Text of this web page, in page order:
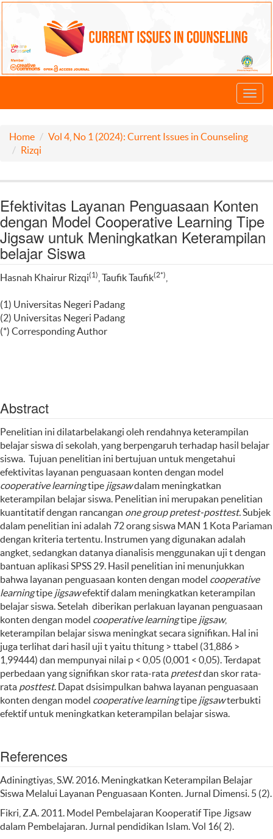
Home
Vol 4, No 1 (2024): Current Issues in Counseling
Rizqi
Efektivitas Layanan Penguasaan Konten
dengan Model Cooperative Learning Tipe
Jigsaw untuk Meningkatkan Keterampilan
belajar Siswa
Hasnah Khairur Rizqi(1) , Taufik Taufik(2*)
(1) Universitas Negeri Padang
(2) Universitas Negeri Padang
(*) Corresponding Author
Abstract
Penelitian ini dilatarbelakangi oleh rendahnya keterampilan
belajar siswa di sekolah, yang berpengaruh terhadap hasil belajar
siswa. Tujuan penelitian ini bertujuan untuk mengetahui
efektivitas layanan penguasaan konten dengan model
cooperative learningtipe jigsawdalam meningkatkan
keterampilan belajar siswa. Penelitian ini merupakan penelitian
kuantitatif dengan rancangan one group pretest-posttest.Subjek
dalam penelitian ini adalah 72 orang siswa MAN 1 Kota Pariaman
dengan kriteria tertentu. Instrumen yang digunakan adalah
angket, sedangkan datanya dianalisis menggunakan uji t dengan
bantuan aplikasi SPSS 29. Hasil penelitian ini menunjukkan
bahwa layanan penguasaan konten dengan model cooperative
learningtipe jigsawefektif dalam meningkatkan keterampilan
belajar siswa. Setelah diberikan perlakuan layanan penguasaan
konten dengan model cooperative learningtipe jigsaw,
keterampilan belajar siswa meningkat secara signifikan. Hal ini
juga terlihat dari hasil uji t yaitu thitung > ttabel (31,886 >
1,99444) dan mempunyai nilai p < 0,05 (0,001 < 0,05). Terdapat
perbedaan yang signifikan skor rata-rata pretestdan skor rata-
rata posttest. Dapat dsisimpulkan bahwa layanan penguasaan
konten dengan model cooperative learningtipe jigsawterbukti
efektif untuk meningkatkan keterampilan belajar siswa.
References
Adiningtiyas, S.W. 2016. Meningkatkan Keterampilan Belajar
Siswa Melalui Layanan Penguasaan Konten. Jurnal Dimensi. 5 (2).
Fikri, Z.A. 2011. Model Pembelajaran Kooperatif Tipe Jigsaw
dalam Pembelajaran. Jurnal pendidikan Islam. Vol 16( 2).